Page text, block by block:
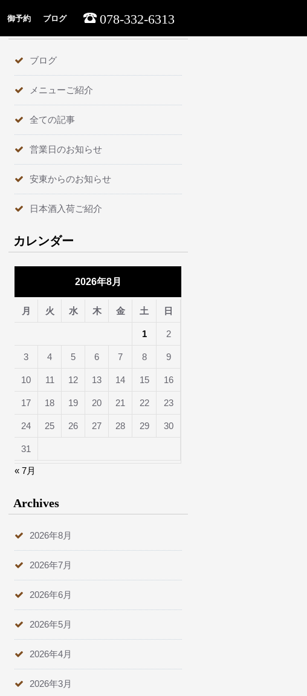
御予約 ブログ 078-332-6313
ブログ
メニューご紹介
全ての記事
営業日のお知らせ
安東からのお知らせ
日本酒入荷ご紹介
カレンダー
2026年8月
月 火 水 木 金 土 日
1 2
3 4 5 6 7 8 9
10 11 12 13 14 15 16
17 18 19 20 21 22 23
24 25 26 27 28 29 30
31
« 7月
Archives
2026年8月
2026年7月
2026年6月
2026年5月
2026年4月
2026年3月